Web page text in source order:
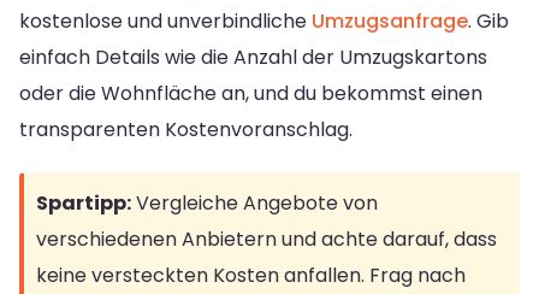
kostenlose und unverbindliche Umzugsanfrage. Gib
einfach Details wie die Anzahl der Umzugskartons
oder die Wohnfläche an, und du bekommst einen
transparenten Kostenvoranschlag.
Spartipp:Vergleiche Angebote von
verschiedenen Anbietern und achte darauf, dass
keine versteckten Kosten anfallen. Frag nach